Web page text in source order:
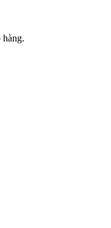
hàng.